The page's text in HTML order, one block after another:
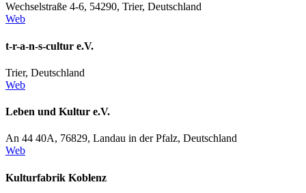
Wechselstraße 4-6, 54290, Trier, Deutschland
Web
t-r-a-n-s-cultur e.V.
Trier, Deutschland
Web
Leben und Kultur e.V.
An 44 40A, 76829, Landau in der Pfalz, Deutschland
Web
Kulturfabrik Koblenz